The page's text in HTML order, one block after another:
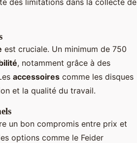
est cruciale. Un minimum de 750
, notamment grâce à des
accessoires comme les disques
et la qualité du travail.
un bon compromis entre prix et
options comme le Feider